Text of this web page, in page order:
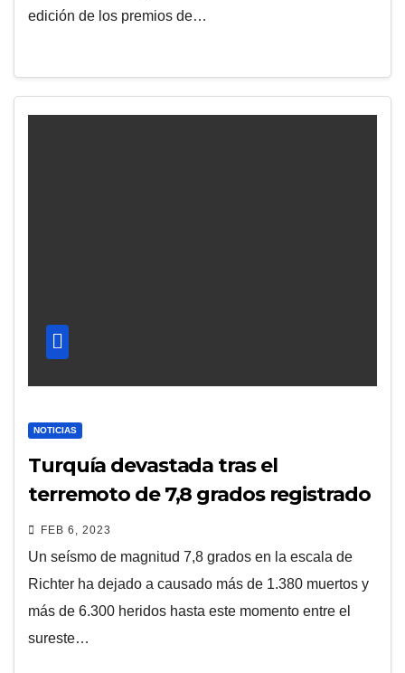
edición de los premios de…
NOTICIAS
Turquía devastada tras el
terremoto de 7,8 grados registrado
esta madrugada
FEB 6, 2023
Un seísmo de magnitud 7,8 grados en la escala de
Richter ha dejado a causado más de 1.380 muertos y
más de 6.300 heridos hasta este momento entre el
sureste…